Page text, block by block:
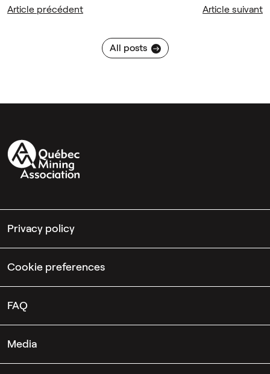
Article précédent
All posts
Article suivant
Privacy policy
Cookie preferences
FAQ
Media